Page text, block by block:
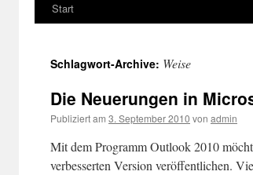
Start
Schlagwort-Archive: Weise
Die Neuerungen in
Publiziert am 3. September 2010 von admin
Mit dem Programm Outlook 2010
verbesserten Version veröffentlichen.